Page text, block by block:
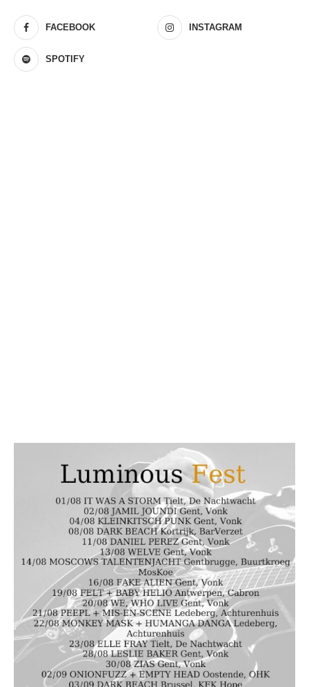
FACEBOOK INSTAGRAM
SPOTIFY